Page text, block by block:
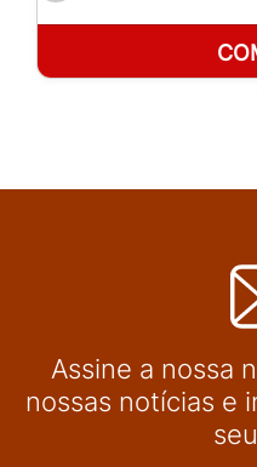
Assine a nossa
nossas notícias e